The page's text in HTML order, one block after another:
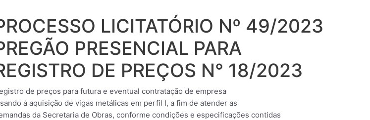
LICITATÓRIO Nº 49/2023
PRESENCIAL PARA
DE PREÇOS N° 18/2023
de preços para futura e eventual contratação de empresa
à aquisição de vigas metálicas em perfil I, a fim de atender as
da Secretaria de Obras, conforme condições e especificações contidas